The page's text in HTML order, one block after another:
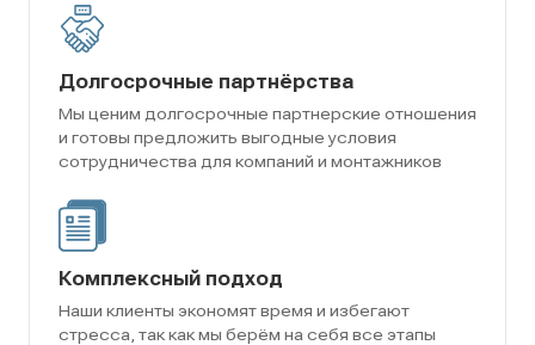
Долгосрочные партнёрства
Мы ценим долгосрочные партнерские отношения
и готовы предложить выгодные условия
сотрудничества для компаний и монтажников
Комплексный подход
Наши клиенты экономят время и избегают
стресса, так как мы берём на себя все этапы